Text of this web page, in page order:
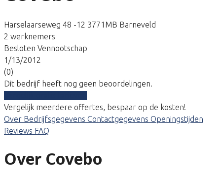
Harselaarseweg 48 -12 3771MB Barneveld
2 werknemers
Besloten Vennootschap
1/13/2012
(0)
Dit bedrijf heeft nog geen beoordelingen.
Vergelijk meerdere offertes, bespaar op de kosten!
Over Bedrijfsgegevens Contactgegevens Openingstijden
Reviews FAQ
Over Covebo